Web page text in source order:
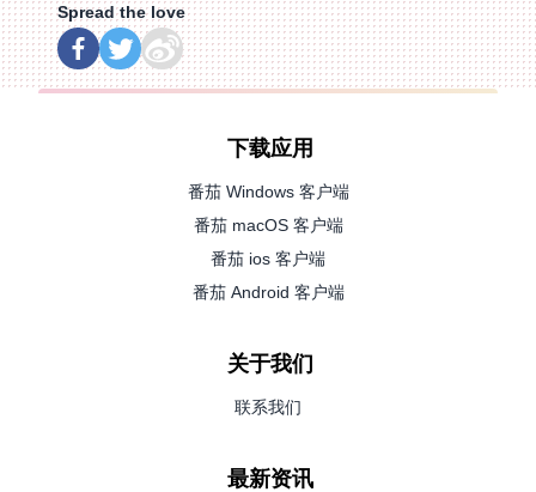
Spread the love
下载应用
番茄 Windows 客户端
番茄 macOS 客户端
番茄 ios 客户端
番茄 Android 客户端
关于我们
联系我们
最新资讯